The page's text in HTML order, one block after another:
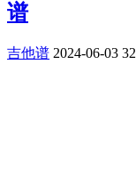
谱
吉他谱 2024-06-03 32